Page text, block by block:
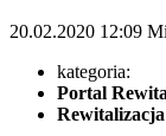
20.02.2020 12:09
kategoria:
Portal
Rewitalizacja